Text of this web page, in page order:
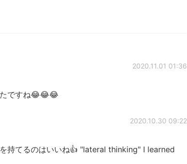
2020.11.01 01:36
ですね😂😂😂
2020.10.30 09:22
持てるのはいいね👍 "lateral thinking" I learned